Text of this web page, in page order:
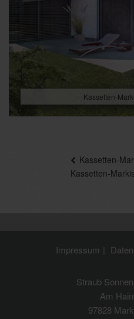
Kassetten-
Kassetten-
Kassetten-
Impressum
Straub
Am
97828